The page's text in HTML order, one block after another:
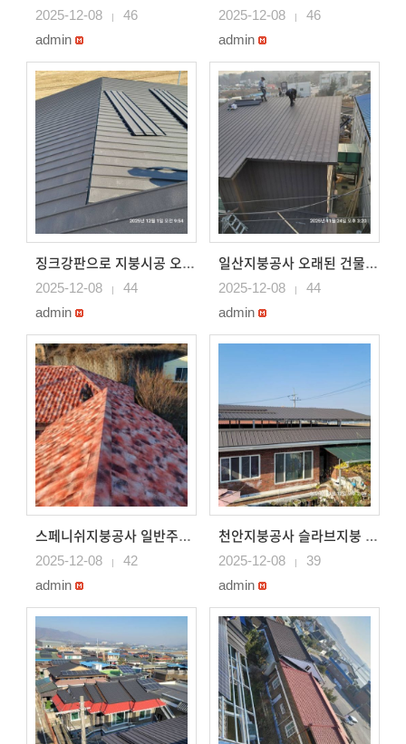
2025-12-08 |
46
admin
2025-12-08 |
46
admin
징크강판으로 지붕시공 오래된 판넬지붕 징크로 시공
2025-12-08 |
44
admin
일산지붕공사 오래된 건물 외벽 지붕 징크강판으로 시공 포..
2025-12-08 |
44
admin
스페니쉬지붕공사 일반주택 지붕 스페니쉬강판으로 지붕시공
2025-12-08 |
42
admin
천안지붕공사 슬라브지붕 데스리 징크강판으로 시공, 슬라브..
2025-12-08 |
39
admin